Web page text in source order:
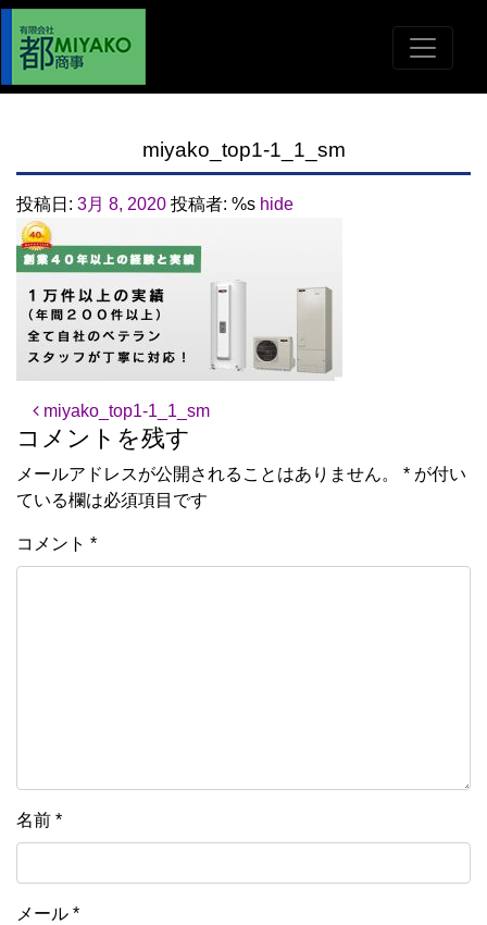
miyako_top1-1_1_sm
投稿日: 3月 8, 2020 投稿者: %s hide
投稿ナビゲーション
miyako_top1-1_1_sm
コメントを残す
メールアドレスが公開されることはありません。 * が付い
ている欄は必須項目です
コメント *
名前 *
メール *